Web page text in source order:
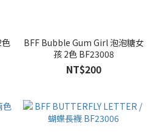
BFF Bubble Gum Girl 泡泡糖女
孩 2色 BF23008
NT$200